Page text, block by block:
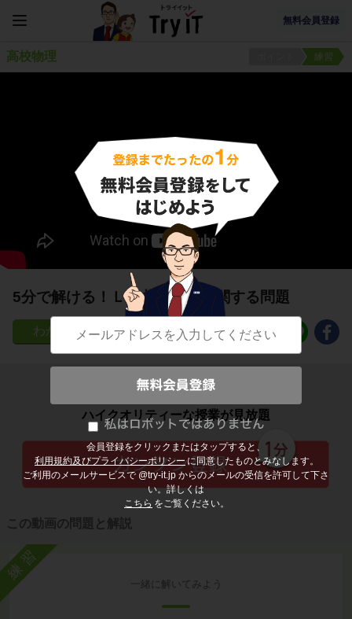
無料会員登録
会員登録をクリックまたはタップすると、
利用規約及びプライバシーポリシー に同意したものとみなします。
ご利用のメールサービスで @try-it.jp からのメールの受信を許可して下さ
い。詳しくは
こちら をご覧ください。
高校物理 練習
5分で解ける！ＬＣ共振回路に関する問題
22
子どもの勉強から大人の学び直しまで
ハイクオリティーな授業が見放題
この動画の問題と解説
練習
一緒に解いてみよう